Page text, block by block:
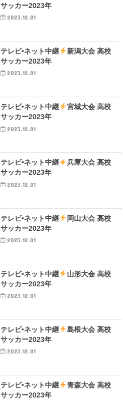
サッカー2023年
2023.12.01
テレビ•ネット中継
新潟大会 高校
サッカー2023年
2023.12.01
テレビ•ネット中継
宮城大会 高校
サッカー2023年
2023.12.01
テレビ•ネット中継
兵庫大会 高校
サッカー2023年
2023.12.01
テレビ•ネット中継
岡山大会 高校
サッカー2023年
2023.12.01
テレビ•ネット中継
山形大会 高校
サッカー2023年
2023.12.01
テレビ•ネット中継
島根大会 高校
サッカー2023年
2023.12.01
テレビ•ネット中継
青森大会 高校
サッカー2023年